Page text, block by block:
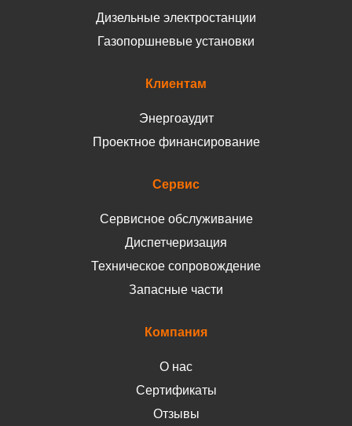
Дизельные электростанции
Газопоршневые установки
Клиентам
Энергоаудит
Проектное финансирование
Сервис
Сервисное обслуживание
Диспетчеризация
Техническое сопровождение
Запасные части
Компания
О нас
Сертификаты
Отзывы